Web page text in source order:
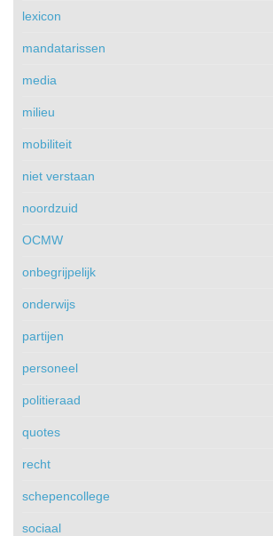
lexicon
mandatarissen
media
milieu
mobiliteit
niet verstaan
noordzuid
OCMW
onbegrijpelijk
onderwijs
partijen
personeel
politieraad
quotes
recht
schepencollege
sociaal